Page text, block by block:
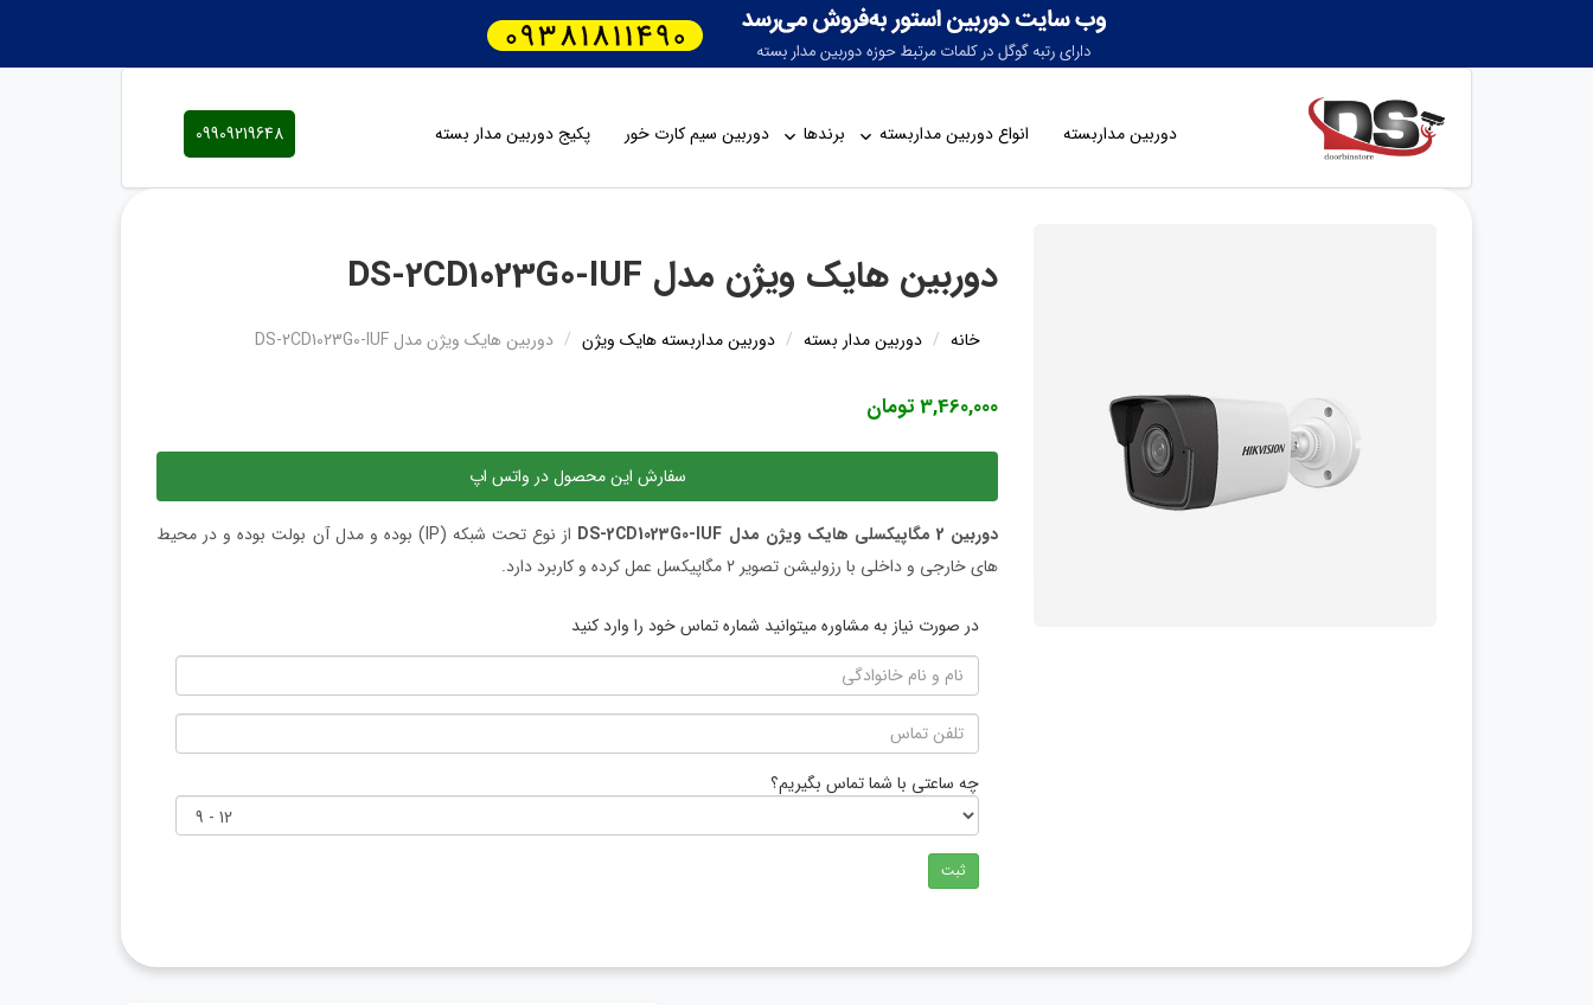
دوربین مداربسته انواع دوربین مداربسته برندها دوربین سیم کارت خور پکیج دوربین مدار بسته 09909219648
دوربین هایک ویژن مدل DS-2CD1023G0-IUF
خانه دوربین مدار بسته دوربین مداربسته هایک ویژن دوربین هایک ویژن مدل DS-2CD1023G0-IUF
3,460,000 تومان
سفارش این محصول در واتس اپ
دوربین 2 مگاپیکسلی هایک ویژن مدل DS-2CD1023G0-IUF
از نوع تحت شبکه (IP) بوده و مدل آن بولت بوده و در محیط
های خارجی و داخلی با رزولیشن تصویر 2 مگاپیکسل عمل کرده و کاربرد دارد.
در صورت نیاز به مشاوره میتوانید شماره تماس خود را وارد کنید
چه ساعتی با شما تماس بگیریم؟
ثبت